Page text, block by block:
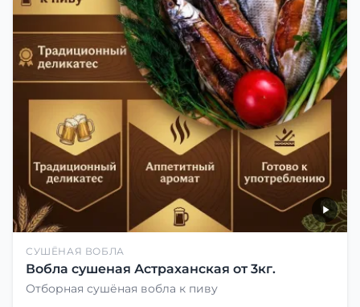
СУШЁНАЯ ВОБЛА
Вобла сушеная Астраханская от 3кг.
Отборная сушёная вобла к пиву